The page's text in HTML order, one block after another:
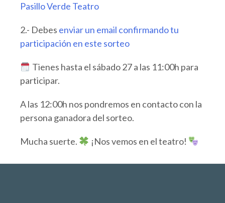
Pasillo Verde Teatro
2.- Debes enviar un email confirmando tu
participación en este sorteo
Tienes hasta el sábado 27 a las 11:00h para
participar.
A las 12:00h nos pondremos en contacto con la
persona ganadora del sorteo.
Mucha suerte. ¡Nos vemos en el teatro!